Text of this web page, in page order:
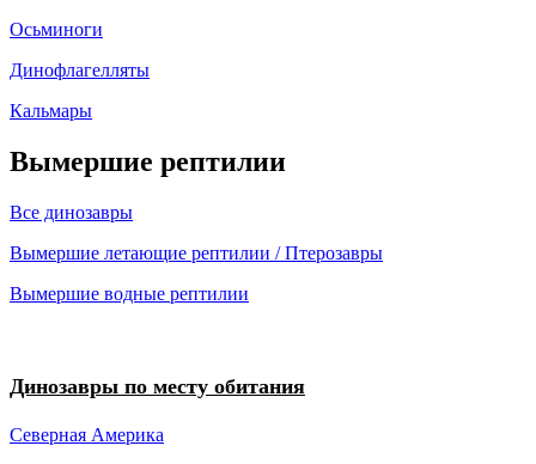
Осьминоги
Динофлагелляты
Кальмары
Вымершие рептилии
Все динозавры
Вымершие летающие рептилии / Птерозавры
Вымершие водные рептилии
Динозавры по месту обитания
Северная Америка